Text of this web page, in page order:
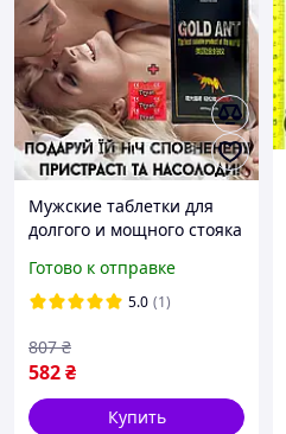
Мужские таблетки для
долгого и мощного стояка
Готово к отправке
5.0 (1)
582₴
807 ₴
Купить